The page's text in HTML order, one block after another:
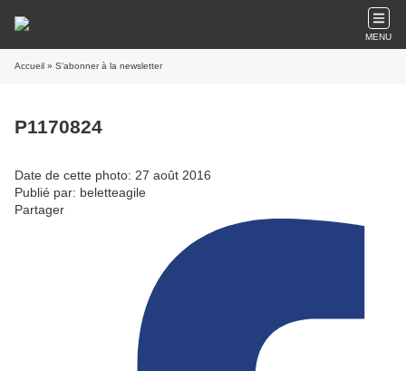
MENU
Accueil » S'abonner à la newsletter
P1170824
Date de cette photo: 27 août 2016
Publié par: beletteagile
Partager